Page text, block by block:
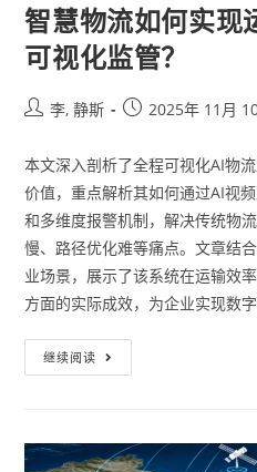
智慧物流如何实现
可视化监管？
李, 静斯 2025年 11月
本文深入剖析了全程可视化AI物
价值，重点解析其如何通过AI视
和多维度报警机制，解决传统物
慢、路径优化难等痛点。文章结
业场景，展示了该系统在运输效
方面的实际成效，为企业实现数
继续阅读